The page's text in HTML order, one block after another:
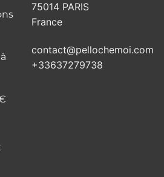
75014 PARIS
France
contact@pellochemoi.com
+33637279738